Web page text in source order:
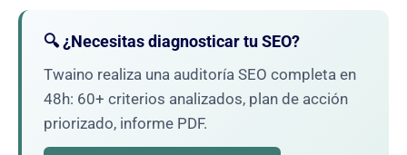
🔍 ¿Necesitas diagnosticar tu SEO?
Twaino realiza una auditoría SEO completa en
48h: 60+ criterios analizados, plan de acción
priorizado, informe PDF.